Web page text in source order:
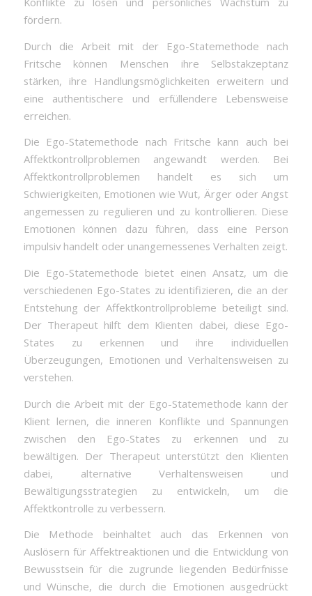
fördern.
Durch die Arbeit mit der Ego-Statemethode nach
Fritsche können Menschen ihre Selbstakzeptanz
stärken, ihre Handlungsmöglichkeiten erweitern und
eine authentischere und erfüllendere Lebensweise
erreichen.
Die Ego-Statemethode nach Fritsche kann auch bei
Affektkontrollproblemen angewandt werden. Bei
Affektkontrollproblemen handelt es sich um
Schwierigkeiten, Emotionen wie Wut, Ärger oder Angst
angemessen zu regulieren und zu kontrollieren. Diese
Emotionen können dazu führen, dass eine Person
impulsiv handelt oder unangemessenes Verhalten zeigt.
Die Ego-Statemethode bietet einen Ansatz, um die
verschiedenen Ego-States zu identifizieren, die an der
Entstehung der Affektkontrollprobleme beteiligt sind.
Der Therapeut hilft dem Klienten dabei, diese Ego-
States zu erkennen und ihre individuellen
Überzeugungen, Emotionen und Verhaltensweisen zu
verstehen.
Durch die Arbeit mit der Ego-Statemethode kann der
Klient lernen, die inneren Konflikte und Spannungen
zwischen den Ego-States zu erkennen und zu
bewältigen. Der Therapeut unterstützt den Klienten
dabei, alternative Verhaltensweisen und
Bewältigungsstrategien zu entwickeln, um die
Affektkontrolle zu verbessern.
Die Methode beinhaltet auch das Erkennen von
Auslösern für Affektreaktionen und die Entwicklung von
Bewusstsein für die zugrunde liegenden Bedürfnisse
und Wünsche, die durch die Emotionen ausgedrückt